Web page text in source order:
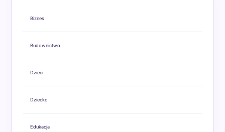
Biznes
Budownictwo
Dzieci
Dziecko
Edukacja